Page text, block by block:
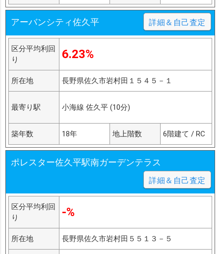
アーバンシティ佐久平 詳細＆自己査定
区分平均利回
り
6.23%
所在地 長野県佐久市岩村田１５４５－１
最寄り駅 小海線 佐久平 (10分)
築年数 18年 地上階数 6階建て / RC
ポレスター佐久平駅南ガーデンテラス
詳細＆自己査定
区分平均利回
り
-%
所在地 長野県佐久市岩村田５５１３－５